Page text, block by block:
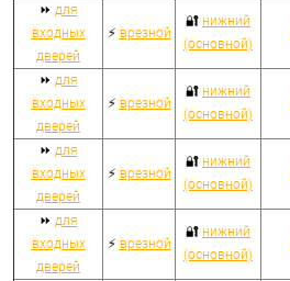
⏩ для
входных
дверей
⚡ врезной
🔐 нижний
(основной)
⏩ для
входных
дверей
⚡ врезной
🔐 нижний
(основной)
⏩ для
входных
дверей
⚡ врезной
🔐 нижний
(основной)
⏩ для
входных
дверей
⚡ врезной
🔐 нижний
(основной)